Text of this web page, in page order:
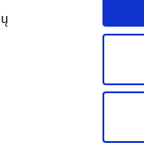
pl. 78, Kaunas